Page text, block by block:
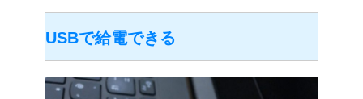
USBで給電できる